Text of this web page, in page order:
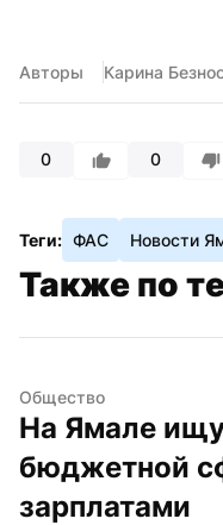
Авторы Карина
0 0
Теги: ФАС Новости
Также по
Общество
На Ямале
бюджетной
зарплатами